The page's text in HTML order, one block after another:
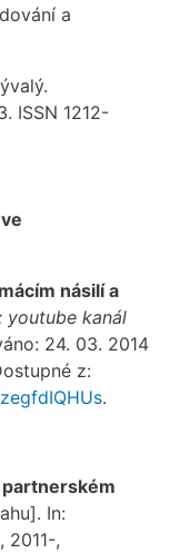
a
ISSN 1212-
násilí a
youtube kanál
24. 03. 2014
z:
.
partnerském
In:
2011-,